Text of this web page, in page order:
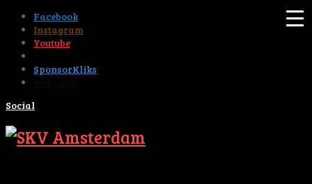
Facebook
Instagram
Youtube
SponsorKliks
Social